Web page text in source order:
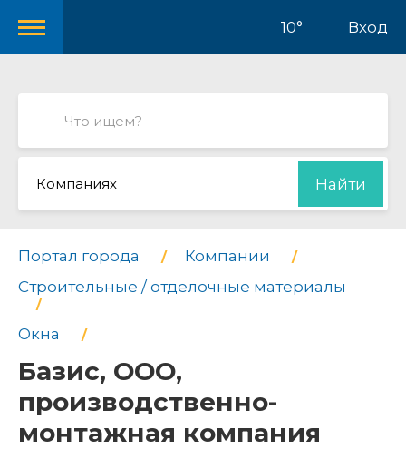
10° Вход
Компаниях Найти
Портал города
Компании
Строительные / отделочные материалы
Окна
Базис, ООО,
производственно-
монтажная компания